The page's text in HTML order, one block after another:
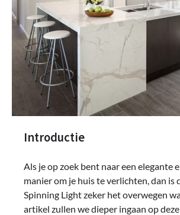
Introductie
Als je op zoek bent naar een elegante
manier om je huis te verlichten, dan is
Spinning Light zeker het overwegen
artikel zullen we dieper ingaan op